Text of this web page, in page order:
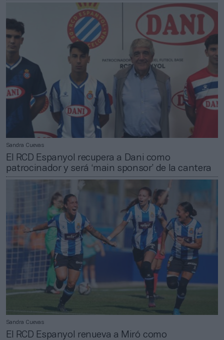
Sandra Cuevas
El RCD Espanyol recupera a Dani como
patrocinador y será ‘main sponsor’ de la cantera
Sandra Cuevas
El RCD Espanyol renueva a Miró como